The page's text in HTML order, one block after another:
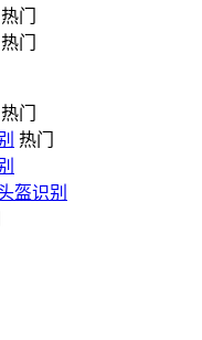
热门
热门
热门
热门
盔识别